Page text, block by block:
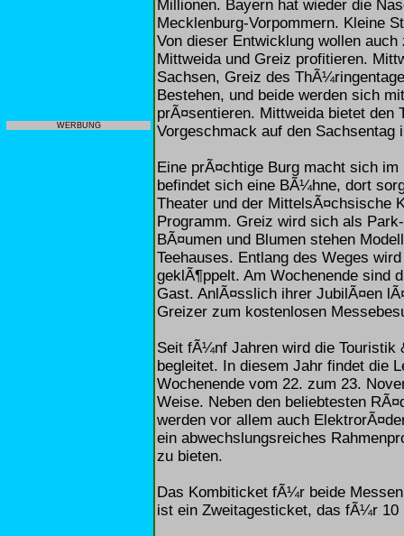
WERBUNG
Millionen. Bayern hat wieder die
Mecklenburg-Vorpommern. Kleine
Von dieser Entwicklung wollen
Mittweida und Greiz profitieren.
Sachsen, Greiz des
Bestehen, und beide werden sich
prÃ¤sentieren. Mittweida bietet den
Vorgeschmack auf den Sachsentag
Eine prÃ¤chtige Burg macht sich
befindet sich eine BÃ¼hne, dort
Theater und der MittelsÃ¤chsische
Programm. Greiz wird sich als
BÃ¤umen und Blumen stehen
Teehauses. Entlang des Weges
geklÃ¶ppelt. Am Wochenende sind
Gast. AnlÃ¤sslich ihrer JubilÃ¤en
Greizer zum kostenlosen
Seit fÃ¼nf Jahren wird die Touristik
begleitet. In diesem Jahr findet die
Wochenende vom 22. zum 23.
Weise. Neben den beliebtesten
werden vor allem auch
ein abwechslungsreiches
zu bieten.
Das Kombiticket fÃ¼r beide
ist ein Zweitagesticket, das fÃ¼r 10